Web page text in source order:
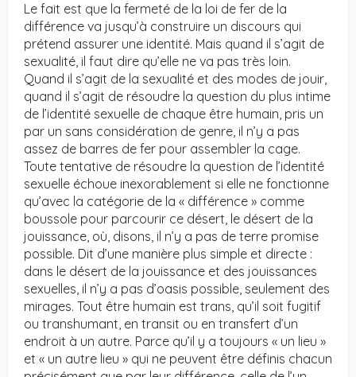
Le fait est que la fermeté de la loi de fer de la
différence va jusqu’à construire un discours qui
prétend assurer une identité. Mais quand il s’agit de
sexualité, il faut dire qu’elle ne va pas très loin.
Quand il s’agit de la sexualité et des modes de jouir,
quand il s’agit de résoudre la question du plus intime
de l’identité sexuelle de chaque être humain, pris un
par un sans considération de genre, il n’y a pas
assez de barres de fer pour assembler la cage.
Toute tentative de résoudre la question de l’identité
sexuelle échoue inexorablement si elle ne fonctionne
qu’avec la catégorie de la « différence » comme
boussole pour parcourir ce désert, le désert de la
jouissance, où, disons, il n’y a pas de terre promise
possible. Dit d’une manière plus simple et directe :
dans le désert de la jouissance et des jouissances
sexuelles, il n’y a pas d’oasis possible, seulement des
mirages. Tout être humain est trans, qu’il soit fugitif
ou transhumant, en transit ou en transfert d’un
endroit à un autre. Parce qu’il y a toujours « un lieu »
et « un autre lieu » qui ne peuvent être définis chacun